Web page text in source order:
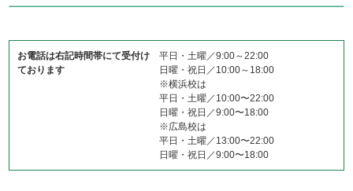
お電話は右記時間帯にて受付け
ております
平日・土曜／9:00～22:00
日曜・祝日／10:00～18:00
※横浜校は
平日・土曜／10:00〜22:00
日曜・祝日／9:00〜18:00
※広島校は
平日・土曜／13:00〜22:00
日曜・祝日／9:00〜18:00